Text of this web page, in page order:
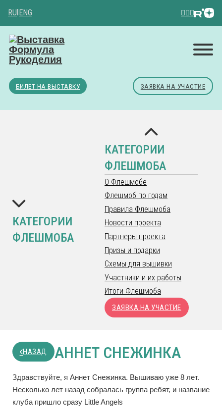
RU ENG
БИЛЕТ НА ВЫСТАВКУ ЗАЯВКА НА УЧАСТИЕ
КАТЕГОРИИ
ФЛЕШМОБА
КАТЕГОРИИ
ФЛЕШМОБА
О Флешмобе
Флешмоб по годам
Правила Флешмоба
Новости проекта
Партнеры проекта
Призы и подарки
Схемы для вышивки
Участники и их работы
Итоги Флешмоба
ЗАЯВКА НА УЧАСТИЕ
НАЗАД АННЕТ СНЕЖИНКА
Здравствуйте, я Аннет Снежинка. Вышиваю уже 8 лет.
Несколько лет назад собралась группа ребят, и название
клуба пришло сразу Little Angels